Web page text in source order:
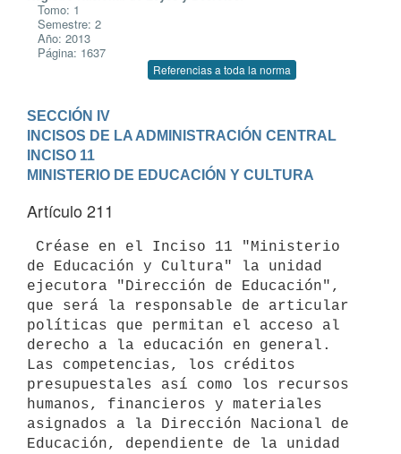
Tomo: 1
Semestre: 2
Año: 2013
Página: 1637
Referencias a toda la norma
SECCIÓN IV
INCISOS DE LA ADMINISTRACIÓN CENTRAL
INCISO 11
MINISTERIO DE EDUCACIÓN Y CULTURA
Artículo 211
de Educación y Cultura" la unidad
ejecutora "Dirección de Educación",
que será la responsable de articular
políticas que permitan el acceso al
derecho a la educación en general.
Las competencias, los créditos
presupuestales así como los recursos
humanos, financieros y materiales
asignados a la Dirección Nacional de
Educación, dependiente de la unidad